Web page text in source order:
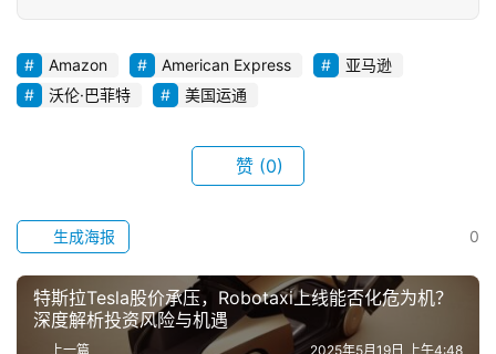
L
i
n
Amazon American Express
亚马逊
沃伦·巴菲特
美国运通
赞 (0)
0
生成海报
特斯拉Tesla股价承压，Robotaxi上线能否化危为机？
深度解析投资风险与机遇
上一篇 2025年5月19日 上午4:48